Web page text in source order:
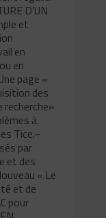
D’UN
et
en
en
page «
des
à
Tice.–
par
et des
« Le
et de
pour